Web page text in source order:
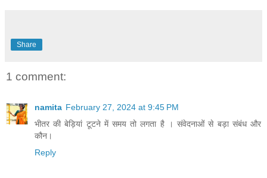
Share
1 comment:
namita February 27, 2024 at 9:45 PM
भीतर की बेड़ियां टूटने में समय तो लगता है । संवेदनाओं से बड़ा संबंध और
कौन।
Reply